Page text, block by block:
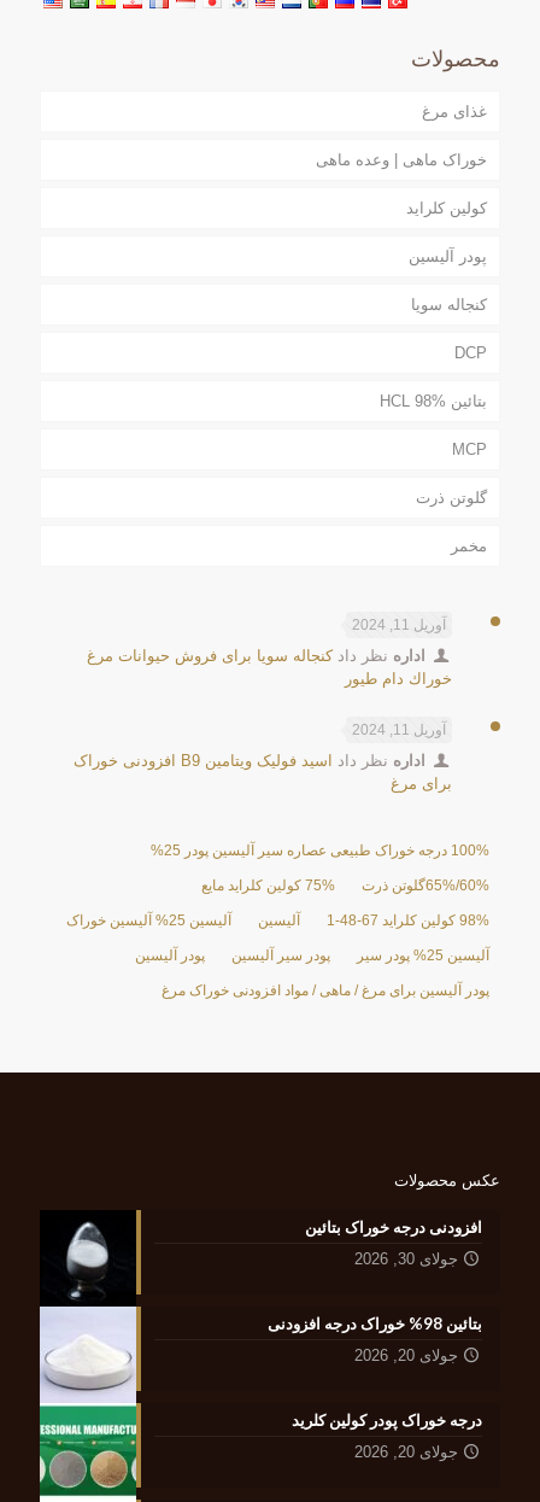
محصولات
غذای مرغ
خوراک ماهی | وعده ماهی
کولین کلراید
پودر آلیسین
کنجاله سویا
DCP
بتائین HCL 98%
MCP
گلوتن ذرت
مخمر
آوریل 11, 2024
اداره نظر دادكنجاله سويا برای فروش حیوانات مرغ
خوراك دام طيور
آوریل 11, 2024
اداره نظر داد
اسید فولیک ویتامین B9 افزودنی خوراک
برای مرغ
100% درجه خوراک طبیعی عصاره سیر آلیسین پودر 25%
60%/65%گلوتن ذرت 75% کولین کلراید مایع
98% کولین کلراید 67-48-1 آلیسین آلیسین 25% آلیسین خوراک
آلیسین 25% پودر سیر پودر سیر آلیسین پودر آلیسین
پودر آلیسین برای مرغ / ماهی / مواد افزودنی خوراک مرغ
عکس محصولات
افزودنی درجه خوراک بتائین
جولای 30, 2026
بتائین 98% خوراک درجه افزودنی
جولای 20, 2026
درجه خوراک پودر کولین کلرید
جولای 20, 2026